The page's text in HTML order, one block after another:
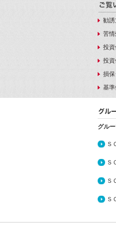
勧
苦
投資
投
損
基
グル
Ｓ
Ｓ
Ｓ
Ｓ